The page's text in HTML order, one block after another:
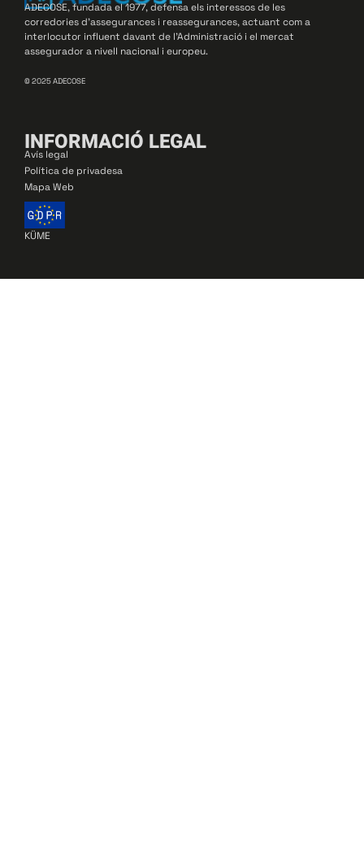
ADECOSE, fundada el 1977, defensa els interessos de les
corredories d’assegurances i reassegurances, actuant com a
interlocutor influent davant de l’Administració i el mercat
assegurador a nivell nacional i europeu.
© 2025 ADECOSE
INFORMACIÓ LEGAL
Avís legal
Política de privadesa
Mapa Web
KÜME